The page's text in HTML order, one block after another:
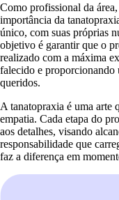
Como profissional da
importância da
único, com suas próprias
objetivo é garantir que o
realizado com a máxima
falecido e proporcionando
queridos.
A tanatopraxia é uma arte
empatia. Cada etapa do
aos detalhes, visando
responsabilidade que
faz a diferença em